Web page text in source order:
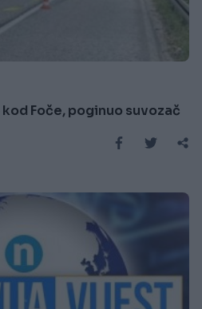
Foče, poginuo suvozač